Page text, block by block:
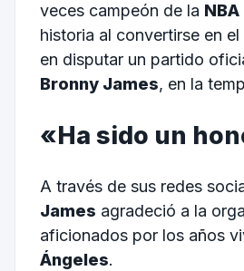
veces campeón de la NBA
historia al convertirse en
en disputar un partido
Bronny James, en la
«Ha sido un
A través de sus redes
James agradeció a la
aficionados por los años
Ángeles.